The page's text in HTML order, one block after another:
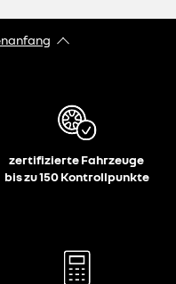
zertifizierte Fahrzeuge
bis zu 150 Kontrollpunkte